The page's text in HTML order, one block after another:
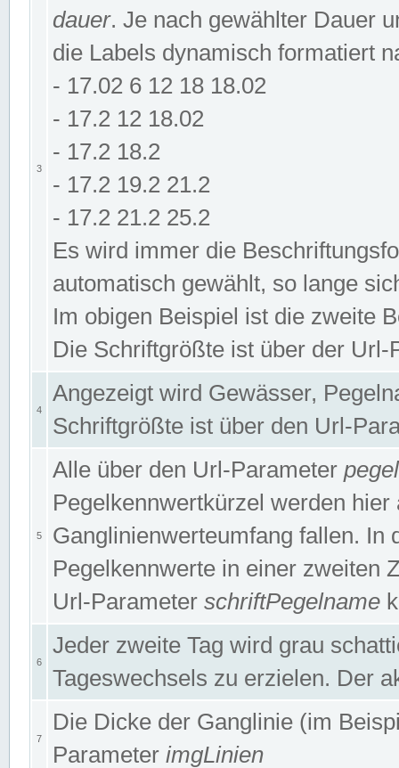
3
dauer. Je nach gewählter Dauer
die Labels dynamisch formatiert
- 17.02 6 12 18 18.02
- 17.2 12 18.02
- 17.2 18.2
- 17.2 19.2 21.2
- 17.2 21.2 25.2
Es wird immer die
automatisch gewählt, so lange
Im obigen Beispiel ist die zweite
Die Schriftgrößte ist über der
4
Angezeigt wird Gewässer,
Schriftgrößte ist über den Url-
5
Alle über den Url-Parameter
Pegelkennwertkürzel werden
Ganglinienwerteumfang fallen. In
Pegelkennwerte in einer zweiten
Url-Parameter schriftPegelname
6
Jeder zweite Tag wird grau
Tageswechsels zu erzielen. Der
7
Die Dicke der Ganglinie (im
Parameter imgLinien